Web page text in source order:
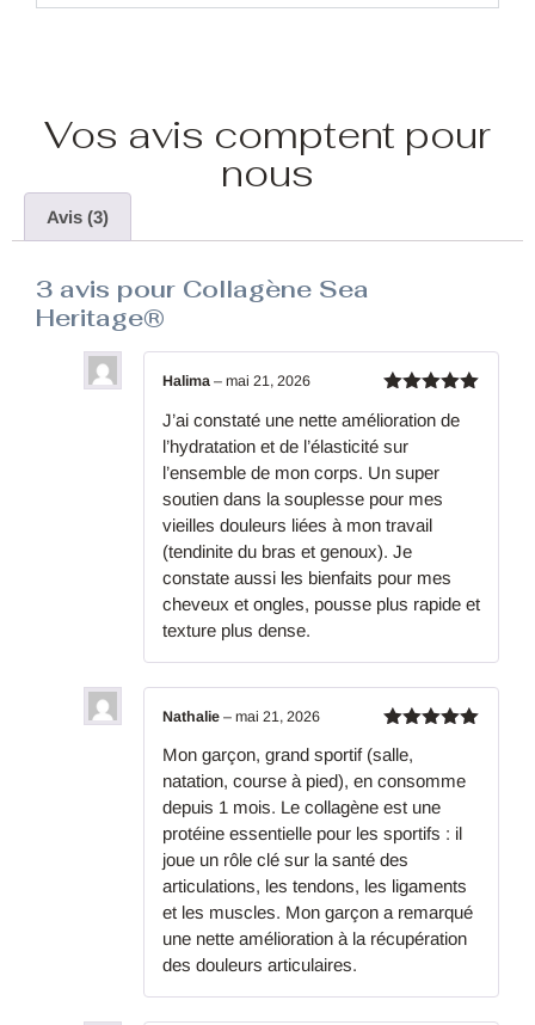
Vos avis comptent pour
nous
Avis (3)
3 avis pour Collagène Sea
Heritage®
sur 5
Halima – mai 21, 2026
J’ai constaté une nette amélioration de
l’hydratation et de l’élasticité sur
l’ensemble de mon corps. Un super
soutien dans la souplesse pour mes
vieilles douleurs liées à mon travail
(tendinite du bras et genoux). Je
constate aussi les bienfaits pour mes
cheveux et ongles, pousse plus rapide et
texture plus dense.
sur 5
Nathalie – mai 21, 2026
Mon garçon, grand sportif (salle,
natation, course à pied), en consomme
depuis 1 mois. Le collagène est une
protéine essentielle pour les sportifs : il
joue un rôle clé sur la santé des
articulations, les tendons, les ligaments
et les muscles. Mon garçon a remarqué
une nette amélioration à la récupération
des douleurs articulaires.